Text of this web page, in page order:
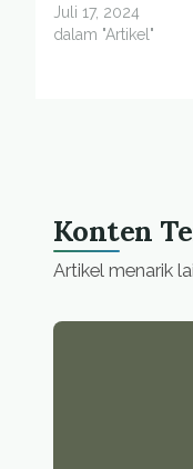
Juli 17, 2024
dalam "Artikel"
Konten
Artikel menarik